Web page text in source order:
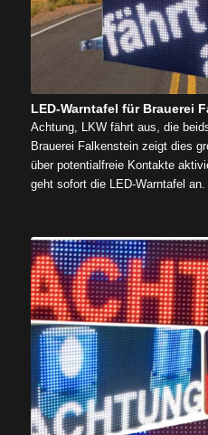
LED-Warntafel für Brauerei
Achtung, LKW fährt aus, die
Brauerei Falkenstein zeigt dies
über potentialfreie Kontakte
geht sofort die LED-Warntafel an.